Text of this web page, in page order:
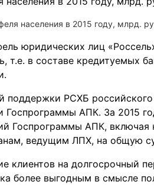
населения в 2015 году, млрд.
юридических лиц
т.е. в составе кредитуемых
поддержки РСХБ
Госпрограммы АПК. За 2015
Госпрограммы АПК, включая
ведущим ЛПХ, на общую
клиентов на долгосрочный
более выгодным в смысле